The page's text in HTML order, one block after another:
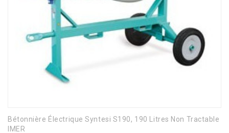
Bétonnière Électrique Syntesi S190, 190 Litres Non Tractable
IMER